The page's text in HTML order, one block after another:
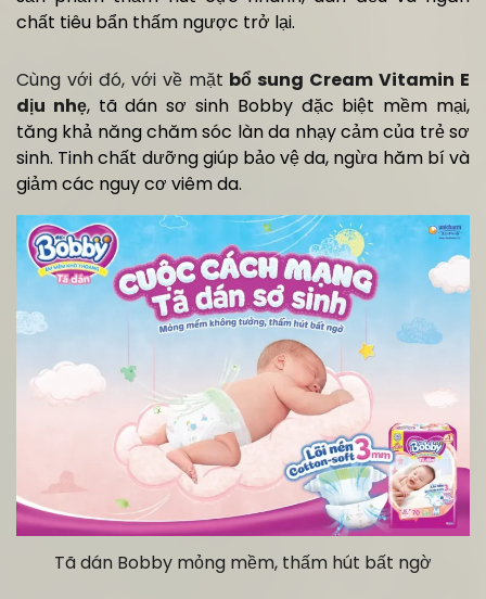
chất tiêu bẩn thấm ngược trở lại.
Cùng với đó, với về mặt bổ sung Cream Vitamin E
dịu nhẹ, tã dán sơ sinh Bobby đặc biệt mềm mại,
tăng khả năng chăm sóc làn da nhạy cảm của trẻ sơ
sinh. Tinh chất dưỡng giúp bảo vệ da, ngừa hăm bí và
giảm các nguy cơ viêm da.
Tã dán Bobby mỏng mềm, thấm hút bất ngờ